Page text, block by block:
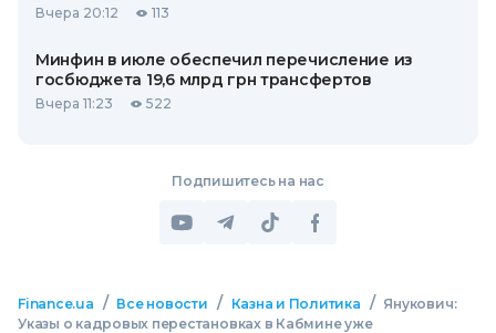
Вчера 20:12 113
Минфин в июле обеспечил перечисление из
госбюджета 19,6 млрд грн трансфертов
Вчера 11:23 522
Подпишитесь на нас
Finance.ua / Все новости / Казна и Политика / Янукович:
Указы о кадровых перестановках в Кабмине уже